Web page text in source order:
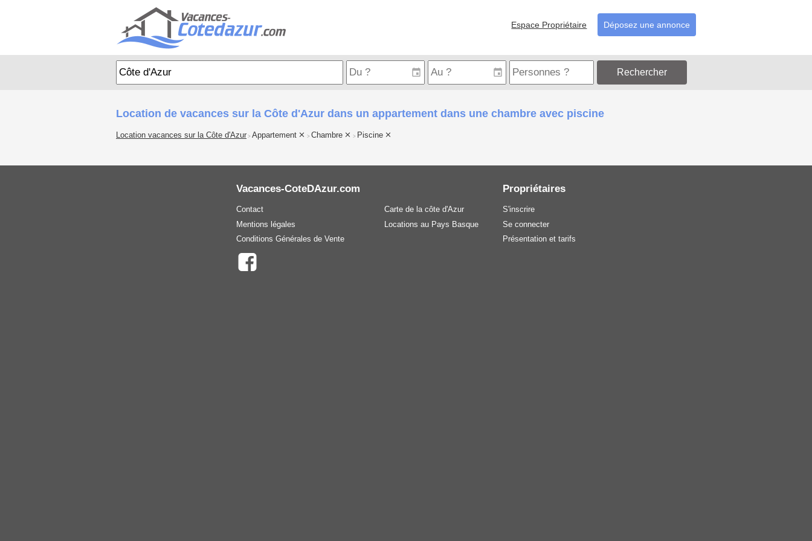
Espace Propriétaire Déposez une annonce
Rechercher
Location de vacances sur la Côte d'Azur dans un appartement dans une chambre avec piscine
Location vacances sur la Côte d'Azur > Appartement > Chambre > Piscine
Vacances-CoteDAzur.com
Contact
Mentions légales
Conditions Générales de Vente
Carte de la côte d'Azur
Locations au Pays Basque
Propriétaires
S'inscrire
Se connecter
Présentation et tarifs